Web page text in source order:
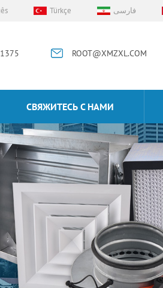
Türkçe فارسی
ROOT@XMZXL.COM
СВЯЖИТЕСЬ С НАМИ